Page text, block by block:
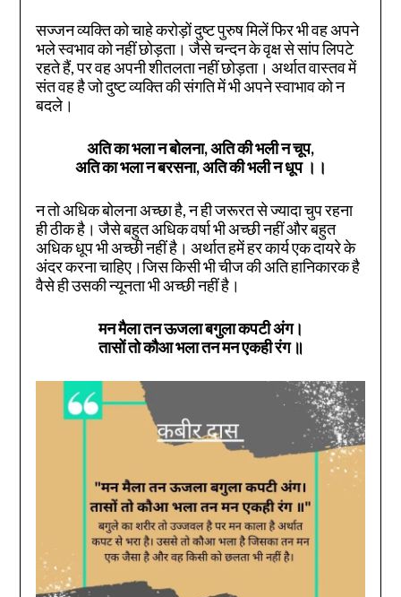
सज्जन व्यक्ति को चाहे करोड़ों दुष्ट पुरुष मिलें फिर भी वह अपने
भले स्वभाव को नहीं छोड़ता। जैसे चन्दन के वृक्ष से सांप लिपटे
रहते हैं, पर वह अपनी शीतलता नहीं छोड़ता। अर्थात वास्तव में
संत वह है जो दुष्ट व्यक्ति की संगति में भी अपने स्वाभाव को न
बदले।
अति का भला न बोलना, अति की भली न चूप,
अति का भला न बरसना, अति की भली न धूप ।।
न तो अधिक बोलना अच्छा है, न ही जरूरत से ज्यादा चुप रहना
ही ठीक है। जैसे बहुत अधिक वर्षा भी अच्छी नहीं और बहुत
अधिक धूप भी अच्छी नहीं है। अर्थात हमें हर कार्य एक दायरे के
अंदर करना चाहिए।जिस किसी भी चीज की अति हानिकारक है
वैसे ही उसकी न्यूनता भी अच्छी नहीं है।
मन मैला तन ऊजला बगुला कपटी अंग।
तासों तो कौआ भला तन मन एकही रंग ॥